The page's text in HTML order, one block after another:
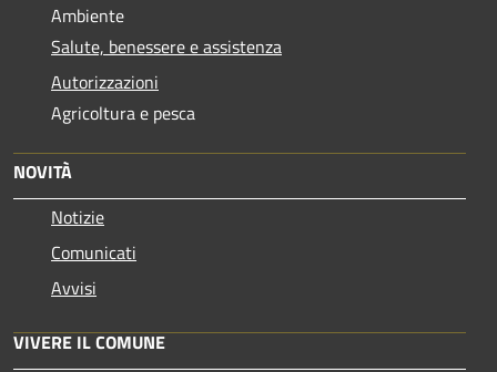
Ambiente
Salute, benessere e assistenza
Autorizzazioni
Agricoltura e pesca
NOVITÀ
Notizie
Comunicati
Avvisi
VIVERE IL COMUNE